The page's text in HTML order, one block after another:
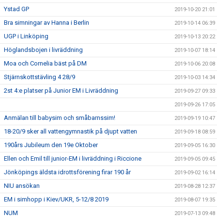
Ystad GP 2019-10-20 21:01
Bra simningar av Hanna i Berlin 2019-10-14 06:39
UGP i Linköping 2019-10-13 20:22
Höglandsbojen i livräddning 2019-10-07 18:14
Moa och Cornelia bäst på DM 2019-10-06 20:08
Stjärnskottstävling 4 28/9 2019-10-03 14:34
2st 4:e platser på Junior EM i Livräddning 2019-09-27 09:33
2019-09-26 17:05
Anmälan till babysim och småbarnssim! 2019-09-19 10:47
18-20/9 sker all vattengymnastik på djupt vatten 2019-09-18 08:59
190års Jubileum den 19e Oktober 2019-09-05 16:30
Ellen och Emil till junior-EM i livräddning i Riccione 2019-09-05 09:45
Jönköpings äldsta idrottsförening firar 190 år 2019-09-02 16:14
NIU ansökan 2019-08-28 12:37
EM i simhopp i Kiev/UKR, 5-12/8 2019 2019-08-07 19:35
NUM 2019-07-13 09:48